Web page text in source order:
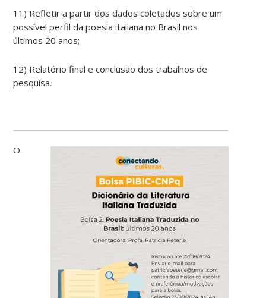
11) Refletir a partir dos dados coletados sobre um
possível perfil da poesia italiana no Brasil nos
últimos 20 anos;
12) Relatório final e conclusão dos trabalhos de
pesquisa.
O